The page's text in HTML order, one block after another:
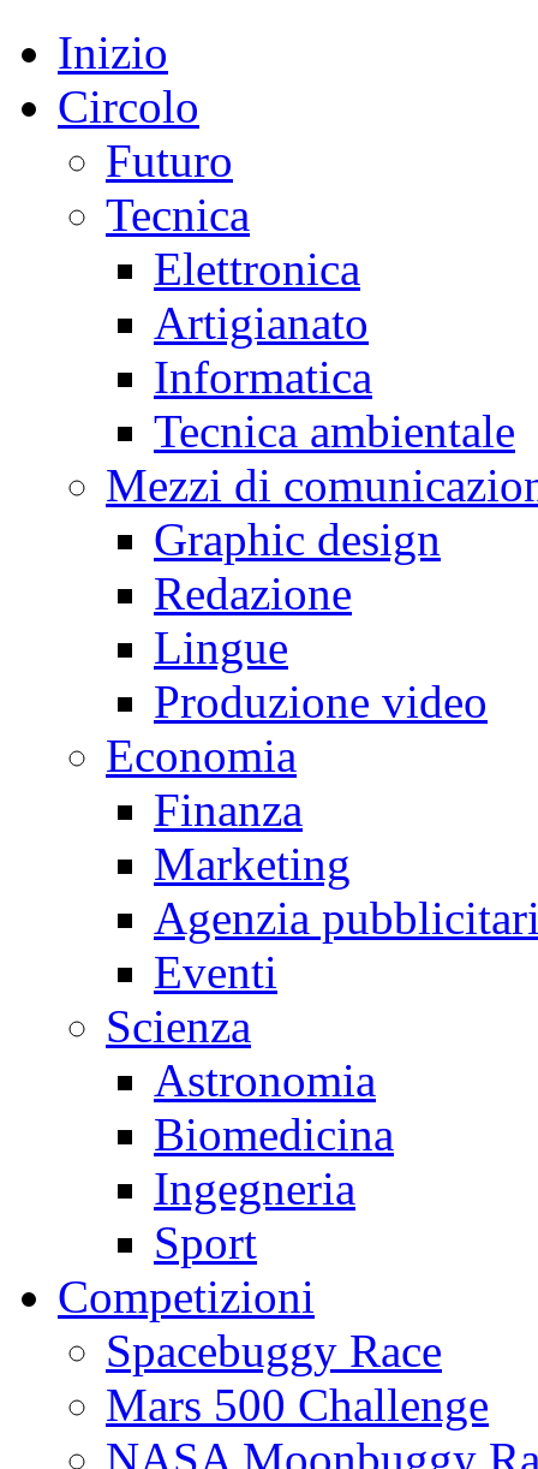
Inizio
Circolo
Futuro
Tecnica
Elettronica
Artigianato
Informatica
Tecnica ambientale
Mezzi di
Graphic design
Redazione
Lingue
Produzione video
Economia
Finanza
Marketing
Agenzia
Eventi
Scienza
Astronomia
Biomedicina
Ingegneria
Sport
Competizioni
Spacebuggy Race
Mars 500 Challenge